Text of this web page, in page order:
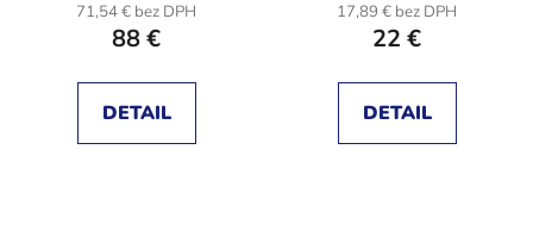
71,54 € bez DPH
88 €
DETAIL
17,89 € bez DPH
22 €
DETAIL